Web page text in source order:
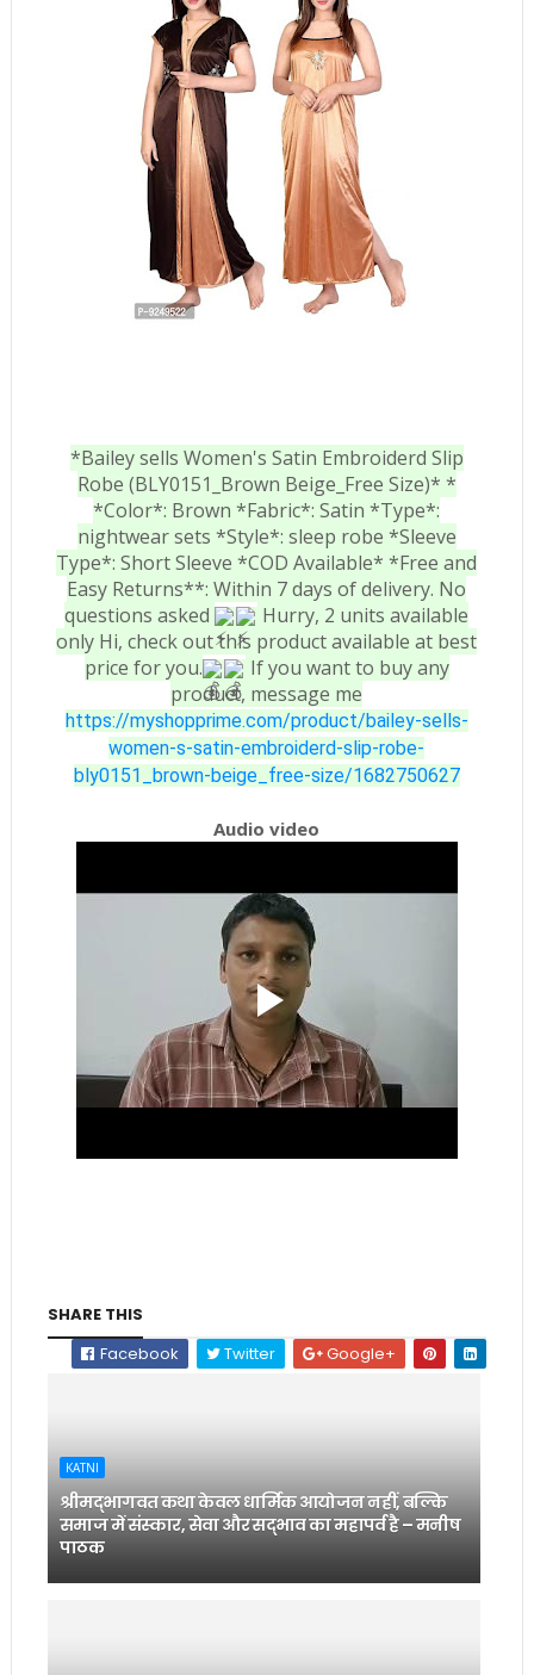
*Bailey sells Women's Satin Embroiderd Slip
Robe (BLY0151_Brown Beige_Free Size)* *
*Color*: Brown *Fabric*: Satin *Type*:
nightwear sets *Style*: sleep robe *Sleeve
Type*: Short Sleeve *COD Available* *Free and
Easy Returns**: Within 7 days of delivery. No
questions asked
Hurry, 2 units available
only Hi, check out this product available at best
price for you.
If you want to buy any
product, message me
https://myshopprime.com/product/bailey-sells-
women-s-satin-embroiderd-slip-robe-
bly0151_brown-beige_free-size/1682750627
Audio video
SHARE THIS
Facebook
Twitter Google+
KATNI
श्रीमद्भागवत कथा केवल धार्मिक आयोजन नहीं, बल्कि
समाज में संस्कार, सेवा और सद्भाव का महापर्व है – मनीष
पाठक